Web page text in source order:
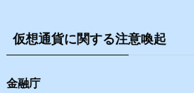
仮想通貨に関する注意喚起
金融庁